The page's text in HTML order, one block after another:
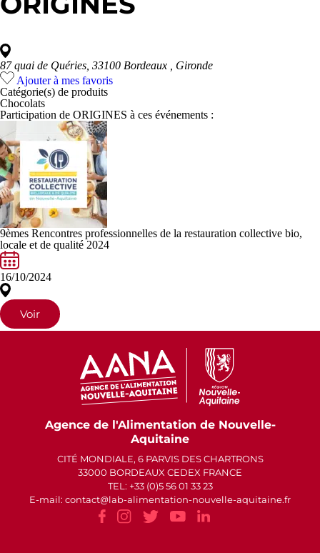
87 quai de Quéries, 33100 Bordeaux
, Gironde
Ajouter à mes favoris
Catégorie(s) de produits
Chocolats
Participation de ORIGINES à ces événements :
9èmes Rencontres professionnelles de la restauration collective bio,
locale et de qualité 2024
16/10/2024
Voir
Agence de l'Alimentation de Nouvelle-
Aquitaine
CITÉ MONDIALE, 6 PARVIS DES CHARTRONS
33000 BORDEAUX CEDEX FRANCE
TEL: +33 (0)5 56 01 33 23
E-mail: contact
lab-alimentation-nouvelle-aquitaine.fr